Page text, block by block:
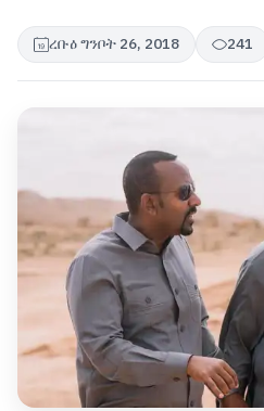
ረቡዕ ግንቦት 26, 2018 241